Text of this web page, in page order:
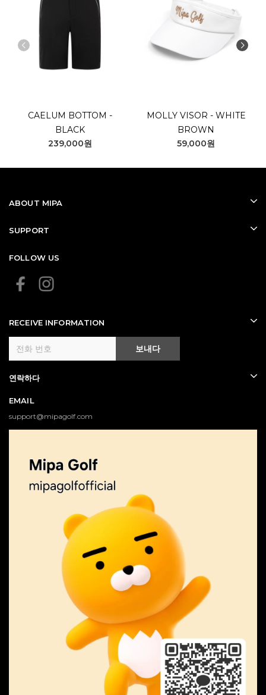
CAELUM BOTTOM -
BLACK
239,000원
MOLLY VISOR - WHITE
BROWN
59,000원
ABOUT MIPA
SUPPORT
FOLLOW US
RECEIVE INFORMATION
보내다
연락하다
EMAIL
support@mipagolf.com